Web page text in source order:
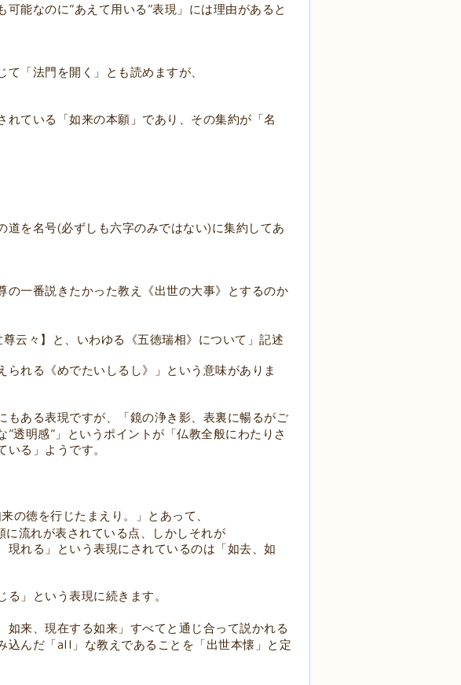
可能なのに”あえて用いる ”表現」には理由があると
「法門を開く」とも読めますが、
れている「如来の本願」であり、その集約が「名
道を名号(必ずしも六字のみではない)に集約してあ
の一番説きたかった教え《出世の大事》とするのか
云々】と、いわゆる《五徳瑞相》について」記述
られる《めでたいしるし》」という意味がありま
もある表現ですが、「鏡の浄き影、表裏に暢るがご
”透明感” 」というポイントが「仏教全般にわたりさ
いる」ようです。
の徳を行じたまえり。」とあって、
に流れが表されている点、しかしそれが
現れる」という表現にされているのは「如去、如
」という表現に続きます。
如来、現在する如来」すべてと通じ合って説かれる
込んだ「 all 」な教えであることを「出世本懐」と定